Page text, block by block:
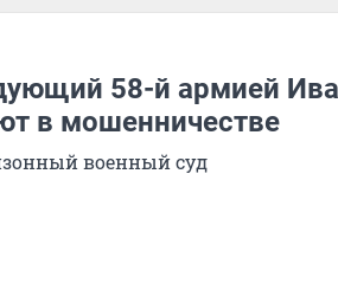
58-й армией
в мошенничестве
военный суд